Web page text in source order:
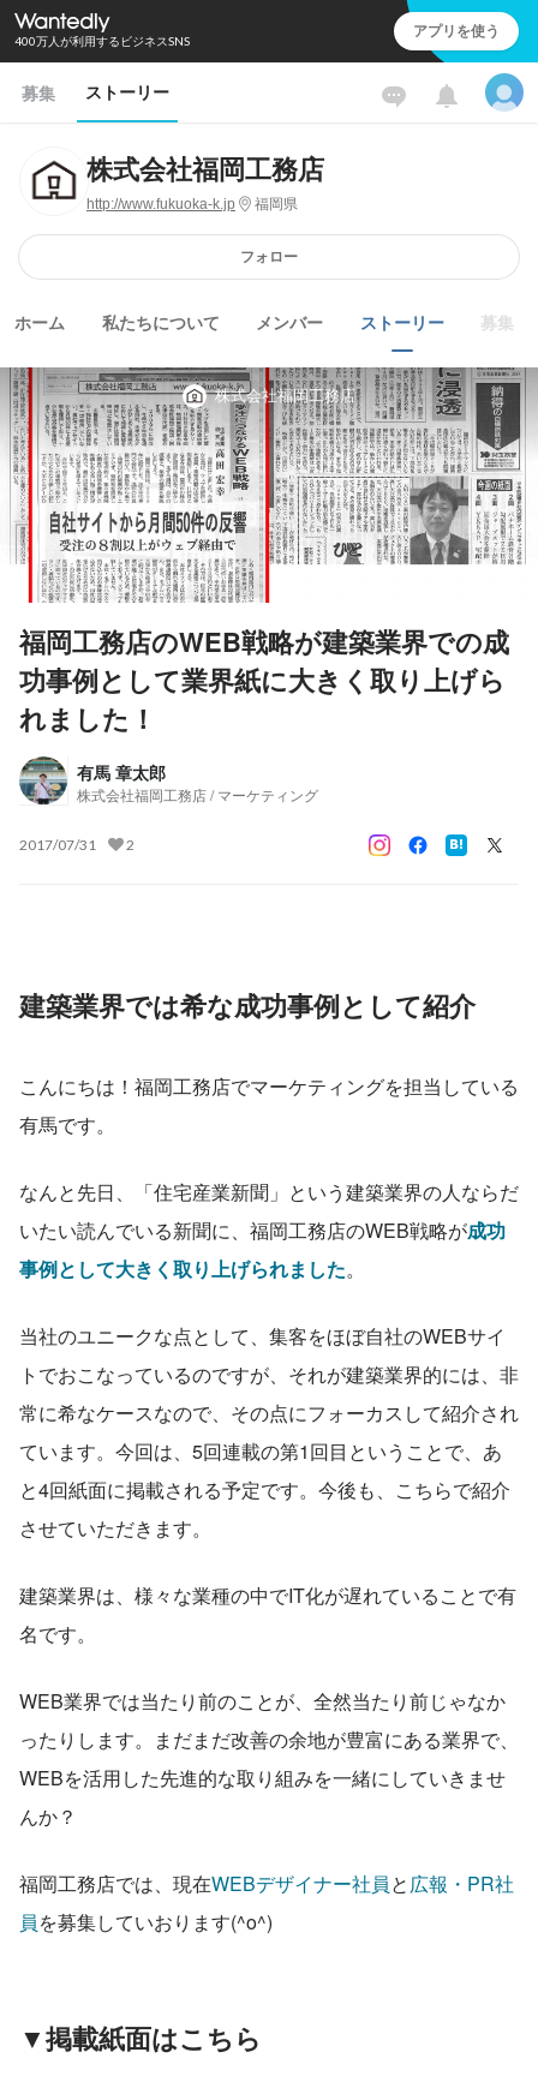
400万人が利用するビジネスSNS アプリを使う
募集 ストーリー
株式会社福岡工務店
http://www.fukuoka-k.jp 福岡県
フォロー
ホーム 私たちについて メンバー ストーリー 募集
株式会社福岡工務店
福岡工務店のWEB戦略が建築業界での成
功事例として業界紙に大きく取り上げら
れました！
有馬 章太郎
株式会社福岡工務店 / マーケティング
2017/07/31 2
建築業界では希な成功事例として紹介
こんにちは！福岡工務店でマーケティングを担当している
有馬です。
なんと先日、「住宅産業新聞」という建築業界の人ならだ
いたい読んでいる新聞に、福岡工務店のWEB戦略が成功
事例として大きく取り上げられました。
当社のユニークな点として、集客をほぼ自社のWEBサイ
トでおこなっているのですが、それが建築業界的には、非
常に希なケースなので、その点にフォーカスして紹介され
ています。今回は、5回連載の第1回目ということで、あ
と4回紙面に掲載される予定です。今後も、こちらで紹介
させていただきます。
建築業界は、様々な業種の中でIT化が遅れていることで有
名です。
WEB業界では当たり前のことが、全然当たり前じゃなか
ったりします。まだまだ改善の余地が豊富にある業界で、
WEBを活用した先進的な取り組みを一緒にしていきませ
んか？
福岡工務店では、現在WEBデザイナー社員と広報・PR社
員を募集していおります(^o^)
▼掲載紙面はこちら